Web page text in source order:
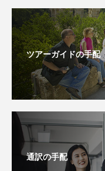
ツアーガイドの手配
通訳の手配